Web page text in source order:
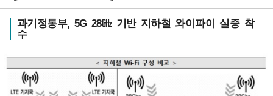
과기정통부, 5G 28㎓ 기반 지하철 와이파이 실증 착
수